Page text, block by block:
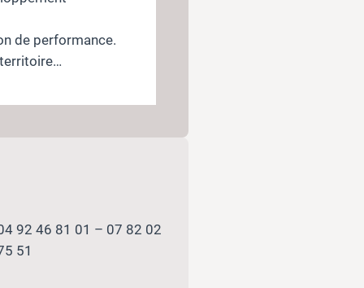
de performance.
92 46 81 01 – 07 82 02
51